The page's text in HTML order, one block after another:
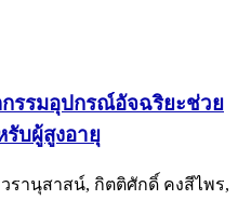
รรมอุปกรณ์อัจฉริยะช่วย
รับผู้สูงอายุ
านุสาสน์, กิตติศักดิ์ คงสีไพร,